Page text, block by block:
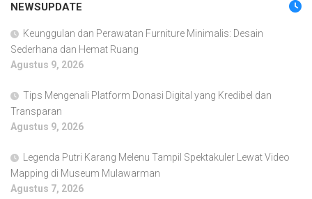
NEWSUPDATE
Keunggulan dan Perawatan Furniture Minimalis: Desain
Sederhana dan Hemat Ruang
Agustus 9, 2026
Tips Mengenali Platform Donasi Digital yang Kredibel dan
Transparan
Agustus 9, 2026
Legenda Putri Karang Melenu Tampil Spektakuler Lewat Video
Mapping di Museum Mulawarman
Agustus 7, 2026